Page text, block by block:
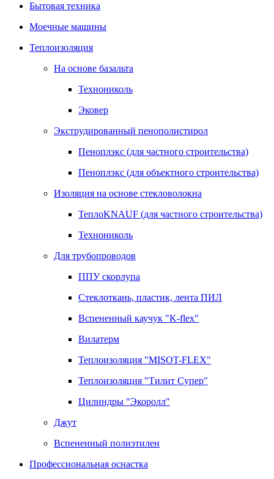
Бытовая техника
Моечные машины
Теплоизоляция
На основе базальта
Технониколь
Эковер
Экструдированный пенополистирол
Пеноплэкс (для частного строительства)
Пеноплэкс (для объектного строительства)
Изоляция на основе стекловолокна
ТеплоKNAUF (для частного строительства)
Технониколь
Для трубопроводов
ППУ скорлупа
Стеклоткань, пластик, лента ПИЛ
Вспененный каучук "K-flex"
Вилатерм
Теплоизоляция "MISOT-FLEX"
Теплоизоляция "Тилит Супер"
Цилиндры "Экоролл"
Джут
Вспененный полиэтилен
Профессиональная оснастка